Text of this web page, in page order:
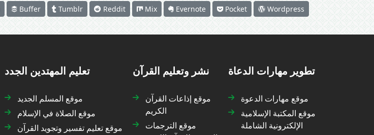
Buffer Tumblr Reddit Mix Evernote Pocket Wordpress
تعليم المهتدين الجدد
موقع المسلم الجديد
موقع الصلاة في الإسلام
موقع تعليم تفسير وتجويد القرآن
نشر وتعليم القرآن
موقع إذاعات القرآن
الكريم
موقع الترجمات
تطوير مهارات الدعاة
موقع مهارات الدعوة
موقع المكتبة الإسلامية
الإلكترونية الشاملة